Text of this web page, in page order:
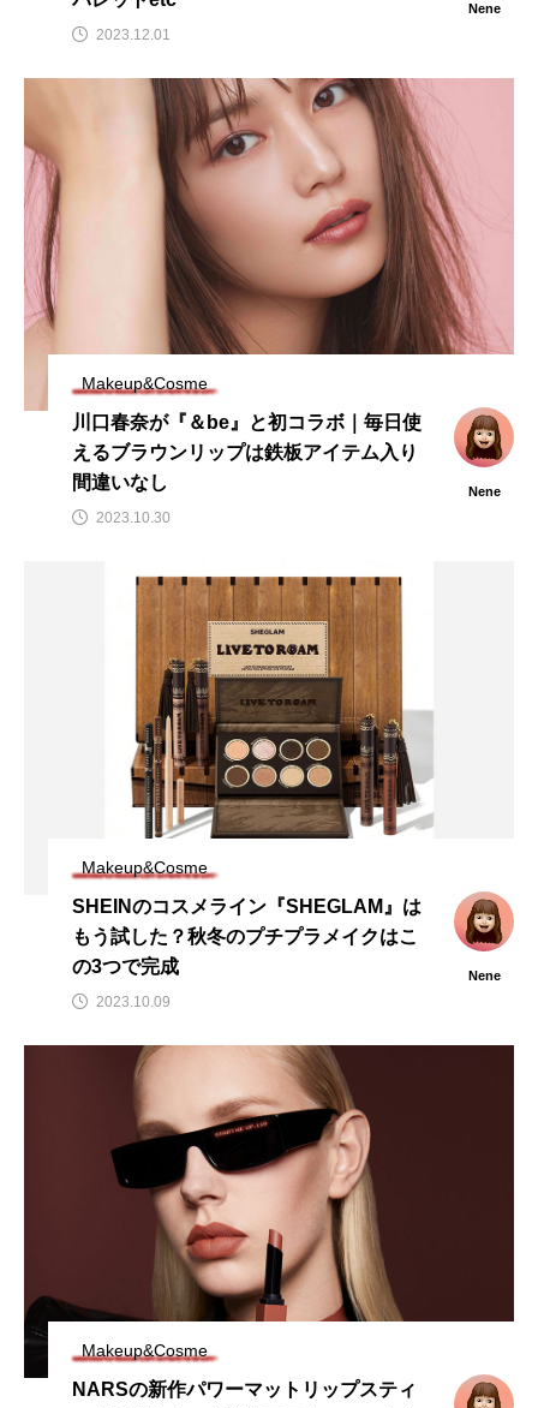
Nene
2023.12.01
Makeup&Cosme
川口春奈が『＆be』と初コラボ｜毎日使
えるブラウンリップは鉄板アイテム入り
間違いなし
Nene
2023.10.30
Makeup&Cosme
SHEINのコスメライン『SHEGLAM』は
もう試した？秋冬のプチプラメイクはこ
の3つで完成
Nene
2023.10.09
Makeup&Cosme
NARSの新作パワーマットリップスティ